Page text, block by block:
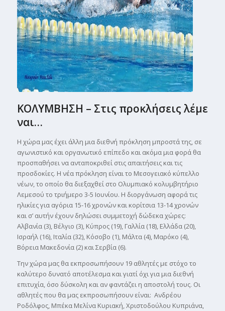
ΚΟΛΥΜΒΗΣΗ – Στις προκλήσεις λέμε
ναι…
Η χώρα μας έχει άλλη μια διεθνή πρόκληση μπροστά της, σε
αγωνιστικό και οργανωτικό επίπεδο και ακόμα μια φορά θα
προσπαθήσει να ανταποκριθεί στις απαιτήσεις και τις
προσδοκίες. Η νέα πρόκληση είναι το Μεσογειακό κύπελλο
νέων, το οποίο θα διεξαχθεί στο Ολυμπιακό κολυμβητήριο
Λεμεσού το τριήμερο 3-5 Ιουνίου. Η διοργάνωση αφορά τις
ηλικίες για αγόρια 15-16 χρονών και κορίτσια 13-14 χρονών
και σ’ αυτήν έχουν δηλώσει συμμετοχή δώδεκα χώρες:
Αλβανία (3), Βέλγιο (3), Κύπρος (19), Γαλλία (18), Ελλάδα (20),
Ισραήλ (16), Ιταλία (32), Κόσοβο (1), Μάλτα (4), Μαρόκο (4),
Βόρεια Μακεδονία (2) και Σερβία (6).
Την χώρα μας θα εκπροσωπήσουν 19 αθλητές με στόχο το
καλύτερο δυνατό αποτέλεσμα και γιατί όχι για μια διεθνή
επιτυχία, όσο δύσκολη και αν φαντάζει η αποστολή τους. Οι
αθλητές που θα μας εκπροσωπήσουν είναι: Ανδρέου
Ροδόλφος, Μπέκα Μελίνα Κυριακή, Χριστοδούλου Κυπριάνα,